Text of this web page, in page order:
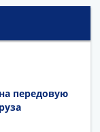
передовую